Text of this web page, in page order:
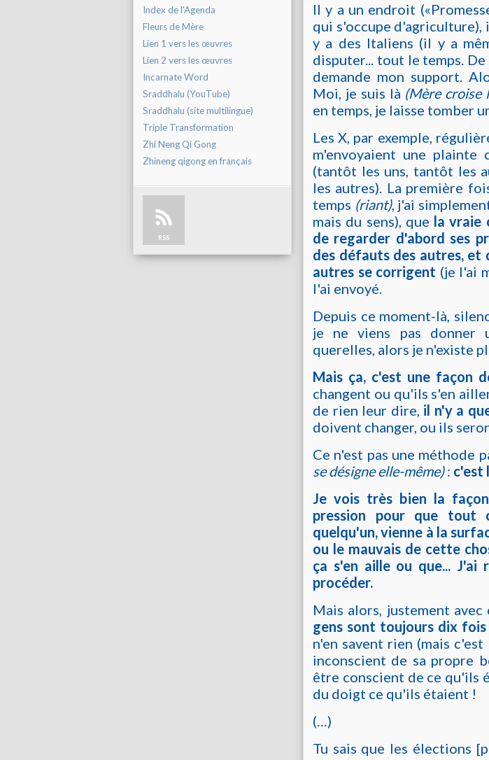
Index de l'Agenda
Fleurs de Mère
Lien 1 vers les œuvres
Lien 2 vers les œuvres
Incarnate Word
Sraddhalu (YouTube)
Sraddhalu (site multilingue)
Triple Transformation
Zhi Neng Qi Gong
Zhineng qigong en français
RSS
Il y a un endroit
qui s'occupe d'agriculture),
y a des Italiens (il y a
disputer... tout le temps.
demande mon support.
Moi, je suis là (Mère croise
en temps, je laisse tomber
Les X, par exemple,
m'envoyaient une plainte
(tantôt les uns, tantôt les
les autres). La première
temps (riant), j'ai
mais du sens), que la vraie
de regarder d'abord ses
des défauts des autres, et
autres se corrigent (je l'ai
l'ai envoyé.
Depuis ce moment-là,
je ne viens pas donner
querelles, alors je n'existe
Mais ça, c'est une façon
changent ou qu'ils s'en
de rien leur dire, il n'y a
doivent changer, ou ils
Ce n'est pas une méthode
se désigne elle-même): c'est
Je vois très bien la
pression pour que tout
quelqu'un, vienne à la
ou le mauvais de cette
ça s'en aille ou que... J'ai
procéder.
Mais alors, justement
gens sont toujours dix
n'en savent rien (mais
inconscient de sa propre
être conscient de ce qu'ils
du doigt ce qu'ils étaient !
(…)
Tu sais que les élections